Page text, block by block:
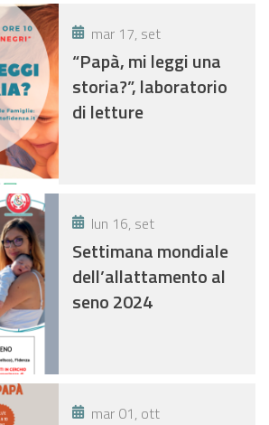
mar 17, set
“Papà, mi leggi una
storia?”, laboratorio
di letture
lun 16, set
Settimana mondiale
dell’allattamento al
seno 2024
mar 01, ott